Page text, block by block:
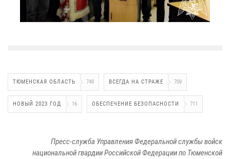
ТЮМЕНСКАЯ ОБЛАСТЬ 749 ВСЕГДА НА СТРАЖЕ 709
НОВЫЙ 2023 ГОД 16 ОБЕСПЕЧЕНИЕ БЕЗОПАСНОСТИ 711
Пресс-служба Управления Федеральной службы войск
национальной гвардии Российской Федерации по Тюменской